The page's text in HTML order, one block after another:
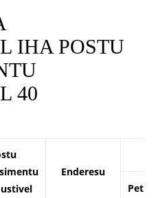
IHA POSTU
40
Enderesu
Petrol